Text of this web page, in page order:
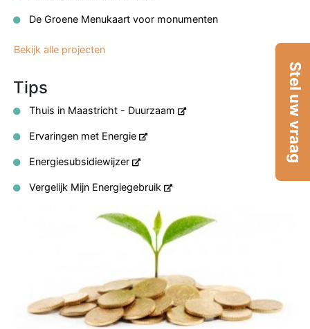
Stel uw vraag
De Groene Menukaart voor monumenten
Bekijk alle projecten
Tips
Thuis in Maastricht - Duurzaam
Ervaringen met Energie
Energiesubsidiewijzer
Vergelijk Mijn Energiegebruik